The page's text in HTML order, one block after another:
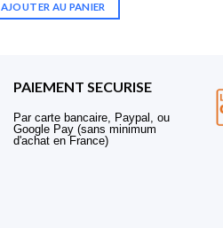
AJOUTER AU PANIER
PAIEMENT SECURISE
Par carte bancaire, Paypal, ou
Google Pay (sans minimum
d'achat en France)